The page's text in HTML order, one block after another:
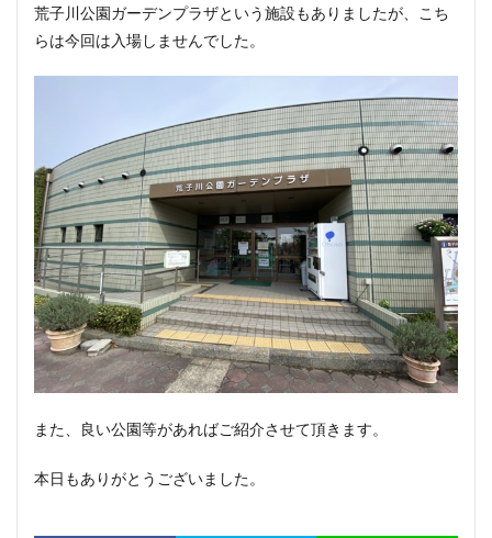
荒子川公園ガーデンプラザという施設もありましたが、こち
らは今回は入場しませんでした。
また、良い公園等があればご紹介させて頂きます。
本日もありがとうございました。